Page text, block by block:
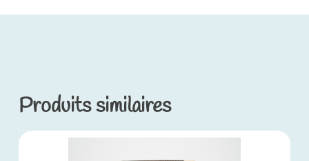
Produits similaires